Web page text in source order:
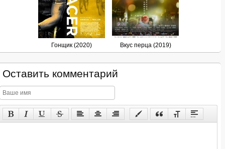
Гонщик (2020) Вкус перца (2019)
Оставить комментарий